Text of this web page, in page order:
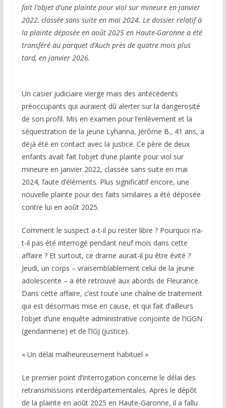
fait l’objet d’une plainte pour viol sur mineure en janvier
2022, classée sans suite en mai 2024. Le dossier relatif à
la plainte déposée en août 2025 en Haute-Garonne a été
transféré au parquet d’Auch près de quatre mois plus
tard, en janvier 2026.
Un casier judiciaire vierge mais des antécédents
préoccupants qui auraient dû alerter sur la dangerosité
de son profil. Mis en examen pour l’enlèvement et la
séquestration de la jeune Lyhanna, Jérôme B., 41 ans, a
déjà été en contact avec la justice. Ce père de deux
enfants avait fait l’objet d’une plainte pour viol sur
mineure en janvier 2022, classée sans suite en mai
2024, faute d’éléments. Plus significatif encore, une
nouvelle plainte pour des faits similaires a été déposée
contre lui en août 2025.
Comment le suspect a-t-il pu rester libre ? Pourquoi n’a-
t-il pas été interrogé pendant neuf mois dans cette
affaire ? Et surtout, ce drame aurait-il pu être évité ?
Jeudi, un corps – vraisemblablement celui de la jeune
adolescente – a été retrouvé aux abords de Fleurance.
Dans cette affaire, c’est toute une chaîne de traitement
qui est désormais mise en cause, et qui fait d’ailleurs
l’objet d’une enquête administrative conjointe de l’IGGN
(gendarmerie) et de l’IGJ (justice).
« Un délai malheureusement habituel »
Le premier point d’interrogation concerne le délai des
retransmissions interdépartementales. Après le dépôt
de la plainte en août 2025 en Haute-Garonne, il a fallu